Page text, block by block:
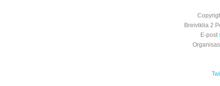
Breiviklia 2
E-post